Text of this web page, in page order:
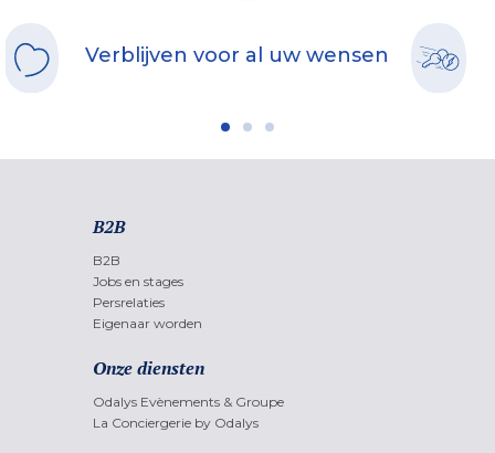
Verblijven voor al uw wensen
B2B
B2B
Jobs en stages
Persrelaties
Eigenaar worden
Onze diensten
Odalys Evènements & Groupe
La Conciergerie by Odalys